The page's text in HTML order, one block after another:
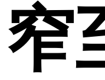
窄